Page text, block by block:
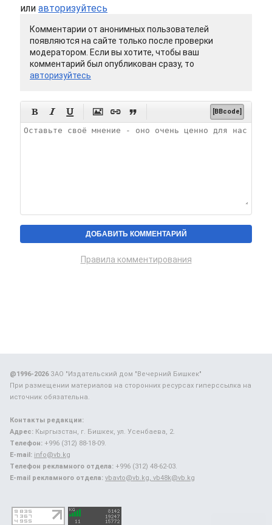
или авторизуйтесь
Комментарии от анонимных пользователей
появляются на сайте только после проверки
модератором. Если вы хотите, чтобы ваш
комментарий был опубликован сразу, то
авторизуйтесь
      [BBcode]
Правила комментирования
@1996-2026ЗАО "Издательский дом "Вечерний Бишкек"
При размещении материалов на сторонних ресурсах гиперссылка на
источник обязательна.
Контакты редакции:
Адрес: Кыргызстан, г. Бишкек, ул. Усенбаева, 2.
Телефон: +996 (312) 88-18-09.
E-mail: info@vb.kg
Телефон рекламного отдела: +996 (312) 48-62-03.
E-mail рекламного отдела: vbavto@vb.kg, vb48k@vb.kg